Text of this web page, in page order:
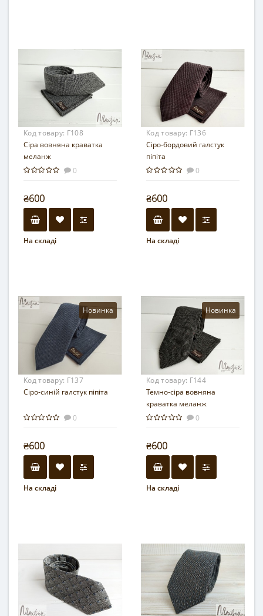
Код товару: Г108
Сіра вовняна краватка
меланж
0
₴600
На складі
Код товару: Г136
Сіро-бордовий галстук
піпіта
0
₴600
На складі
Новинка
Код товару: Г137
Сіро-синій галстук піпіта
0
₴600
На складі
Новинка
Код товару: Г144
Темно-сіра вовняна
краватка меланж
0
₴600
На складі